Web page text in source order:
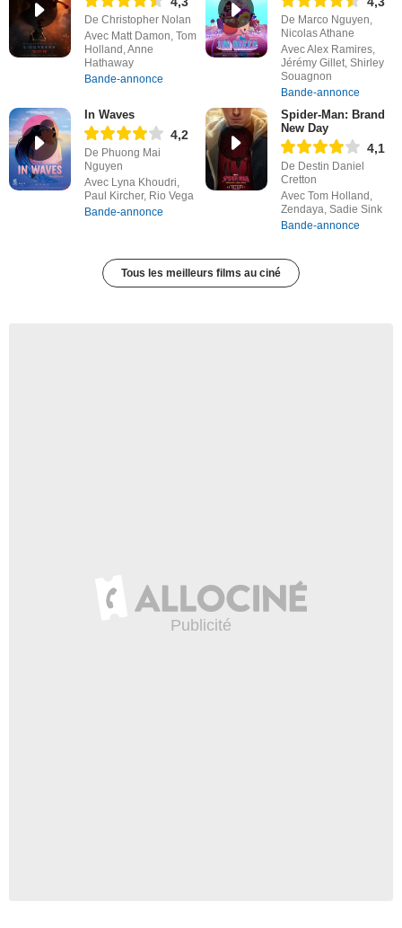
De Christopher Nolan
Avec Matt Damon, Tom
Holland, Anne
Hathaway
Bande-annonce
De Marco Nguyen,
Nicolas Athane
Avec Alex Ramires,
Jérémy Gillet, Shirley
Souagnon
Bande-annonce
In Waves
4,2
De Phuong Mai
Nguyen
Avec Lyna Khoudri,
Paul Kircher, Rio Vega
Bande-annonce
Spider-Man: Brand
New Day
4,1
De Destin Daniel
Cretton
Avec Tom Holland,
Zendaya, Sadie Sink
Bande-annonce
Tous les meilleurs films au ciné